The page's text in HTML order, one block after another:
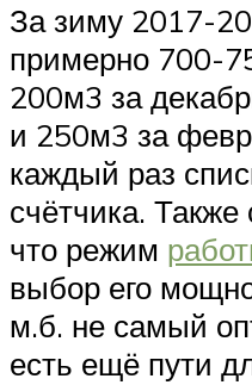
За зиму 2017-
примерно 700-
200м3 за
и 250м3 за
каждый раз
счётчика. Также
что режим
выбор его
м.б. не самый
есть ещё пути